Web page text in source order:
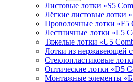
Листовые лотки «S5
Лёгкие листовые лотки
Проволочные лотки «F5
Лестничные лотки «L5
Тяжелые лотки «U5
Лотки из нержавеющей
Стеклопластиковые
Оптические лотки «D5
Монтажные элементы